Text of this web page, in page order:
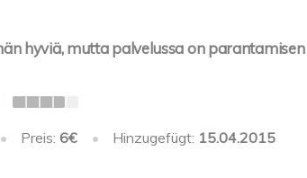
hyviä, mutta palvelussa on parantamisen
• Preis:6€ • Hinzugefügt: 15.04.2015